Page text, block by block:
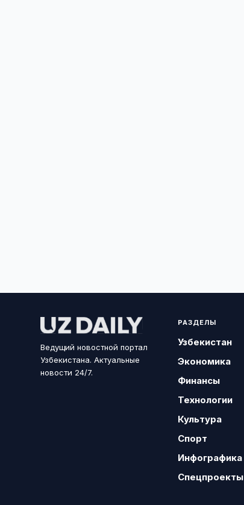
Ведущий новостной портал
Узбекистана. Актуальные
новости 24/7.
РАЗДЕЛЫ
Узбекистан
Экономика
Финансы
Технологии
Культура
Спорт
Инфографика
Спецпроекты